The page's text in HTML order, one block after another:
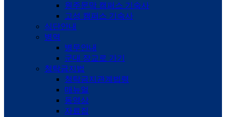
원주문막 캠퍼스 기숙사
고성 캠퍼스 기숙사
식단안내
병역
병무안내
군대 장교로 가기
청탁금지법
청탁금지관계법령
매뉴얼
동영상
자료집